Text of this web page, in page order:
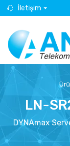
İletişim
LN-
DYNAmax